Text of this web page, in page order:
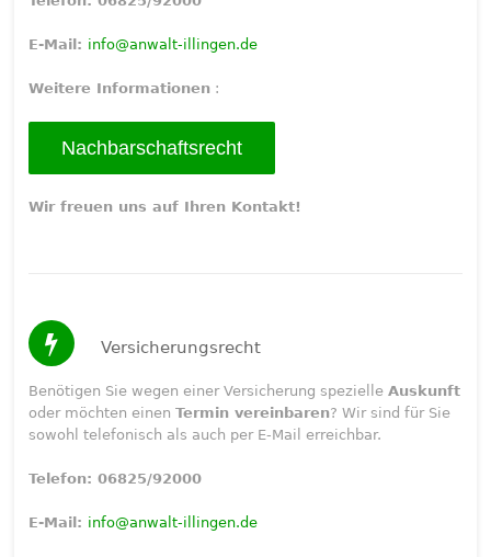
E-Mail: info@anwalt-illingen.de
Weitere Informationen :
Nachbarschaftsrecht
Wir freuen uns auf Ihren Kontakt!
Versicherungsrecht
Benötigen Sie wegen einer Versicherung spezielleAuskunft
oder möchten einenTermin vereinbaren? Wir sind für Sie
sowohl telefonisch als auch per E-Mail erreichbar.
Telefon: 06825/92000
E-Mail: info@anwalt-illingen.de